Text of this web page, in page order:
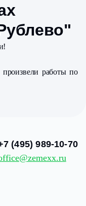
произвели работы по
(495) 989-10-70